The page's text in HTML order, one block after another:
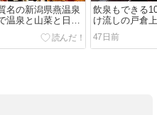
名の新潟県燕温泉
温泉と山菜と日本
喫！
飲泉もできる
け流しの戸倉
山田ホテル
47日前